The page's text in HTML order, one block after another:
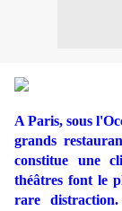
A Paris, sous
grands
constitue une
théâtres font le
rare